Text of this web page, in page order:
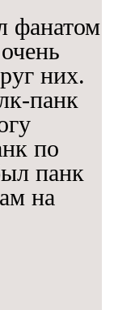
фанатом
них.
панк
по
панк
на